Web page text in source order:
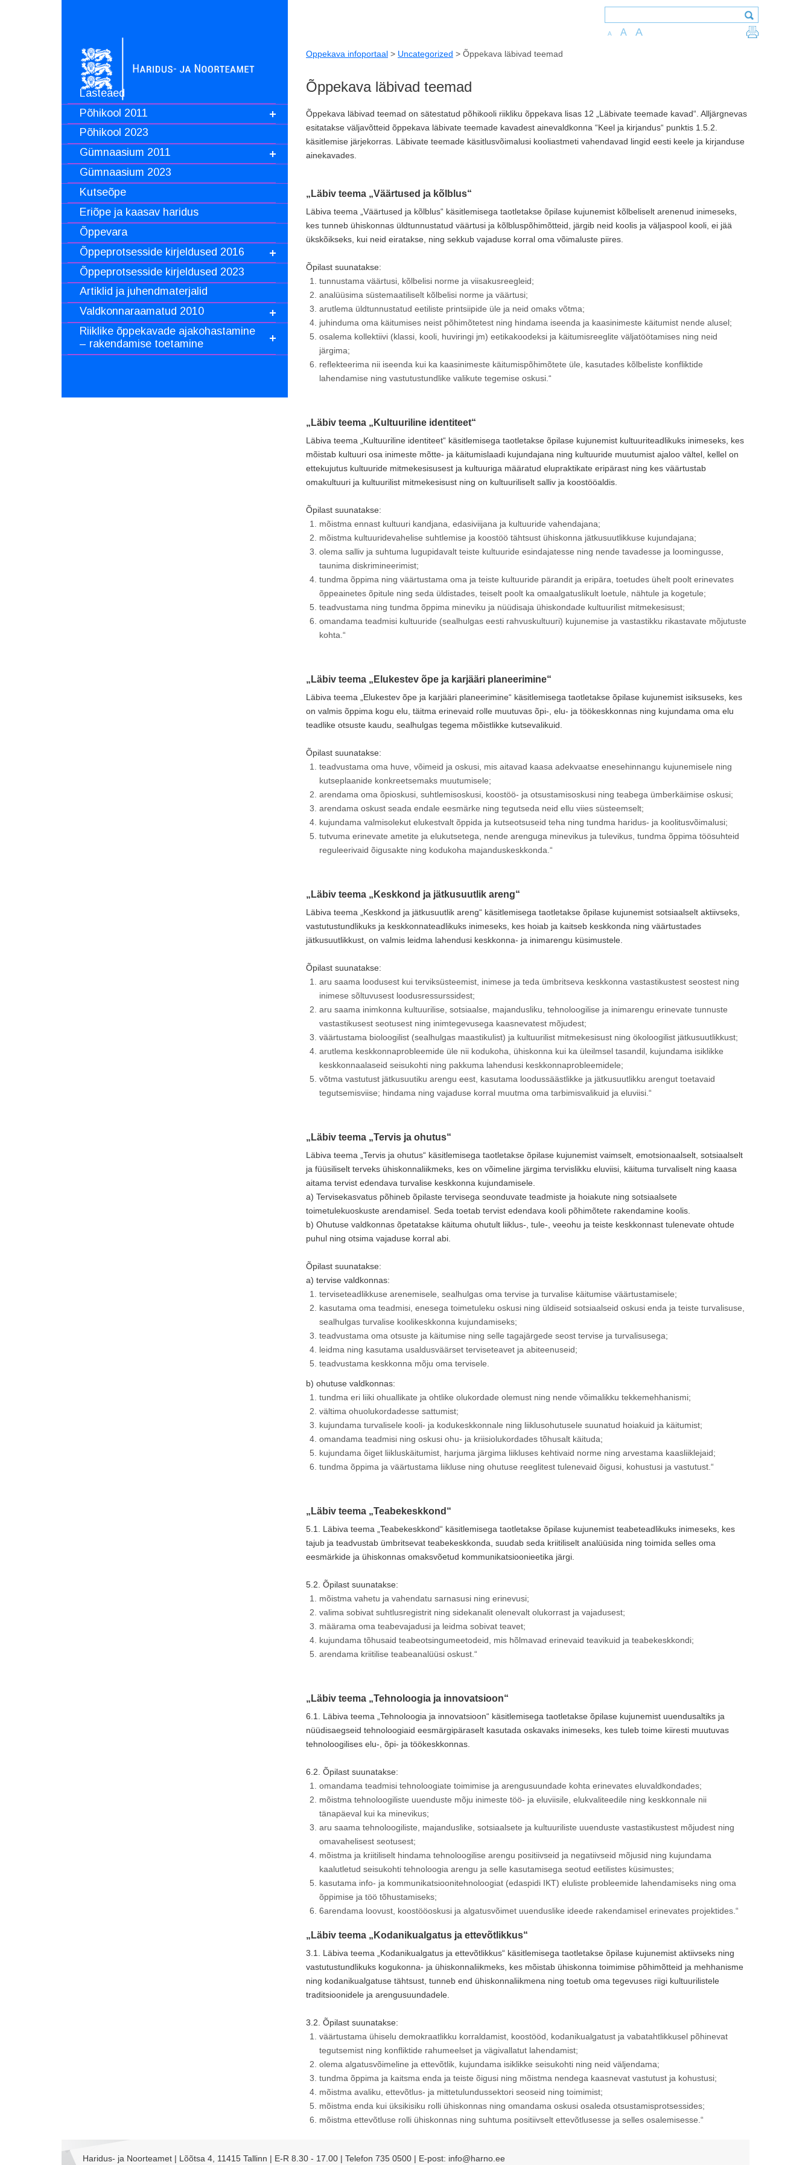
Lasteaed
Põhikool 2011
Põhikool 2023
Gümnaasium 2011
Gümnaasium 2023
Kutseõpe
Eriõpe ja kaasav haridus
Õppevara
Õppeprotsesside kirjeldused 2016
Õppeprotsesside kirjeldused 2023
Artiklid ja juhendmaterjalid
Valdkonnaraamatud 2010
Riiklike õppekavade ajakohastamine
– rakendamise toetamine
A A A
Oppekava infoportaal > Uncategorized > Õppekava läbivad teemad
Õppekava läbivad teemad
Õppekava läbivad teemad on sätestatud põhikooli riikliku õppekava lisas 12 „Läbivate teemade kavad“. Alljärgnevas
esitatakse väljavõtteid õppekava läbivate teemade kavadest ainevaldkonna “Keel ja kirjandus“ punktis 1.5.2.
käsitlemise järjekorras. Läbivate teemade käsitlusvõimalusi kooliastmeti vahendavad lingid eesti keele ja kirjanduse
ainekavades.
„Läbiv teema „Väärtused ja kõlblus“
Läbiva teema „Väärtused ja kõlblus“ käsitlemisega taotletakse õpilase kujunemist kõlbeliselt arenenud inimeseks,
kes tunneb ühiskonnas üldtunnustatud väärtusi ja kõlbluspõhimõtteid, järgib neid koolis ja väljaspool kooli, ei jää
ükskõikseks, kui neid eiratakse, ning sekkub vajaduse korral oma võimaluste piires.
Õpilast suunatakse:
tunnustama väärtusi, kõlbelisi norme ja viisakusreegleid;
analüüsima süstemaatiliselt kõlbelisi norme ja väärtusi;
arutlema üldtunnustatud eetiliste printsiipide üle ja neid omaks võtma;
juhinduma oma käitumises neist põhimõtetest ning hindama iseenda ja kaasinimeste käitumist nende alusel;
osalema kollektiivi (klassi, kooli, huviringi jm) eetikakoodeksi ja käitumisreeglite väljatöötamises ning neid
järgima;
reflekteerima nii iseenda kui ka kaasinimeste käitumispõhimõtete üle, kasutades kõlbeliste konfliktide
lahendamise ning vastutustundlike valikute tegemise oskusi.“
„Läbiv teema „Kultuuriline identiteet“
Läbiva teema „Kultuuriline identiteet“ käsitlemisega taotletakse õpilase kujunemist kultuuriteadlikuks inimeseks, kes
mõistab kultuuri osa inimeste mõtte- ja käitumislaadi kujundajana ning kultuuride muutumist ajaloo vältel, kellel on
ettekujutus kultuuride mitmekesisusest ja kultuuriga määratud elupraktikate eripärast ning kes väärtustab
omakultuuri ja kultuurilist mitmekesisust ning on kultuuriliselt salliv ja koostööaldis.
Õpilast suunatakse:
mõistma ennast kultuuri kandjana, edasiviijana ja kultuuride vahendajana;
mõistma kultuuridevahelise suhtlemise ja koostöö tähtsust ühiskonna jätkusuutlikkuse kujundajana;
olema salliv ja suhtuma lugupidavalt teiste kultuuride esindajatesse ning nende tavadesse ja loomingusse,
taunima diskrimineerimist;
tundma õppima ning väärtustama oma ja teiste kultuuride pärandit ja eripära, toetudes ühelt poolt erinevates
õppeainetes õpitule ning seda üldistades, teiselt poolt ka omaalgatuslikult loetule, nähtule ja kogetule;
teadvustama ning tundma õppima mineviku ja nüüdisaja ühiskondade kultuurilist mitmekesisust;
omandama teadmisi kultuuride (sealhulgas eesti rahvuskultuuri) kujunemise ja vastastikku rikastavate mõjutuste
kohta.“
„Läbiv teema „Elukestev õpe ja karjääri planeerimine“
Läbiva teema „Elukestev õpe ja karjääri planeerimine“ käsitlemisega taotletakse õpilase kujunemist isiksuseks, kes
on valmis õppima kogu elu, täitma erinevaid rolle muutuvas õpi-, elu- ja töökeskkonnas ning kujundama oma elu
teadlike otsuste kaudu, sealhulgas tegema mõistlikke kutsevalikuid.
Õpilast suunatakse:
teadvustama oma huve, võimeid ja oskusi, mis aitavad kaasa adekvaatse enesehinnangu kujunemisele ning
kutseplaanide konkreetsemaks muutumisele;
arendama oma õpioskusi, suhtlemisoskusi, koostöö- ja otsustamisoskusi ning teabega ümberkäimise oskusi;
arendama oskust seada endale eesmärke ning tegutseda neid ellu viies süsteemselt;
kujundama valmisolekut elukestvalt õppida ja kutseotsuseid teha ning tundma haridus- ja koolitusvõimalusi;
tutvuma erinevate ametite ja elukutsetega, nende arenguga minevikus ja tulevikus, tundma õppima töösuhteid
reguleerivaid õigusakte ning kodukoha majanduskeskkonda.“
„Läbiv teema „Keskkond ja jätkusuutlik areng“
Läbiva teema „Keskkond ja jätkusuutlik areng“ käsitlemisega taotletakse õpilase kujunemist sotsiaalselt aktiivseks,
vastutustundlikuks ja keskkonnateadlikuks inimeseks, kes hoiab ja kaitseb keskkonda ning väärtustades
jätkusuutlikkust, on valmis leidma lahendusi keskkonna- ja inimarengu küsimustele.
Õpilast suunatakse:
aru saama loodusest kui terviksüsteemist, inimese ja teda ümbritseva keskkonna vastastikustest seostest ning
inimese sõltuvusest loodusressurssidest;
aru saama inimkonna kultuurilise, sotsiaalse, majandusliku, tehnoloogilise ja inimarengu erinevate tunnuste
vastastikusest seotusest ning inimtegevusega kaasnevatest mõjudest;
väärtustama bioloogilist (sealhulgas maastikulist) ja kultuurilist mitmekesisust ning ökoloogilist jätkusuutlikkust;
arutlema keskkonnaprobleemide üle nii kodukoha, ühiskonna kui ka üleilmsel tasandil, kujundama isiklikke
keskkonnaalaseid seisukohti ning pakkuma lahendusi keskkonnaprobleemidele;
võtma vastutust jätkusuutiku arengu eest, kasutama loodussäästlikke ja jätkusuutlikku arengut toetavaid
tegutsemisviise; hindama ning vajaduse korral muutma oma tarbimisvalikuid ja eluviisi.“
„Läbiv teema „Tervis ja ohutus“
Läbiva teema „Tervis ja ohutus“ käsitlemisega taotletakse õpilase kujunemist vaimselt, emotsionaalselt, sotsiaalselt
ja füüsiliselt terveks ühiskonnaliikmeks, kes on võimeline järgima tervislikku eluviisi, käituma turvaliselt ning kaasa
aitama tervist edendava turvalise keskkonna kujundamisele.
a) Tervisekasvatus põhineb õpilaste tervisega seonduvate teadmiste ja hoiakute ning sotsiaalsete
toimetulekuoskuste arendamisel. Seda toetab tervist edendava kooli põhimõtete rakendamine koolis.
b) Ohutuse valdkonnas õpetatakse käituma ohutult liiklus-, tule-, veeohu ja teiste keskkonnast tulenevate ohtude
puhul ning otsima vajaduse korral abi.
Õpilast suunatakse:
a) tervise valdkonnas:
terviseteadlikkuse arenemisele, sealhulgas oma tervise ja turvalise käitumise väärtustamisele;
kasutama oma teadmisi, enesega toimetuleku oskusi ning üldiseid sotsiaalseid oskusi enda ja teiste turvalisuse,
sealhulgas turvalise koolikeskkonna kujundamiseks;
teadvustama oma otsuste ja käitumise ning selle tagajärgede seost tervise ja turvalisusega;
leidma ning kasutama usaldusväärset terviseteavet ja abiteenuseid;
teadvustama keskkonna mõju oma tervisele.
b) ohutuse valdkonnas:
tundma eri liiki ohuallikate ja ohtlike olukordade olemust ning nende võimalikku tekkemehhanismi;
vältima ohuolukordadesse sattumist;
kujundama turvalisele kooli- ja kodukeskkonnale ning liiklusohutusele suunatud hoiakuid ja käitumist;
omandama teadmisi ning oskusi ohu- ja kriisiolukordades tõhusalt käituda;
kujundama õiget liikluskäitumist, harjuma järgima liikluses kehtivaid norme ning arvestama kaasliiklejaid;
tundma õppima ja väärtustama liikluse ning ohutuse reeglitest tulenevaid õigusi, kohustusi ja vastutust.“
„Läbiv teema „Teabekeskkond“
5.1. Läbiva teema „Teabekeskkond“ käsitlemisega taotletakse õpilase kujunemist teabeteadlikuks inimeseks, kes
tajub ja teadvustab ümbritsevat teabekeskkonda, suudab seda kriitiliselt analüüsida ning toimida selles oma
eesmärkide ja ühiskonnas omaksvõetud kommunikatsioonieetika järgi.
5.2. Õpilast suunatakse:
mõistma vahetu ja vahendatu sarnasusi ning erinevusi;
valima sobivat suhtlusregistrit ning sidekanalit olenevalt olukorrast ja vajadusest;
määrama oma teabevajadusi ja leidma sobivat teavet;
kujundama tõhusaid teabeotsingumeetodeid, mis hõlmavad erinevaid teavikuid ja teabekeskkondi;
arendama kriitilise teabeanalüüsi oskust.“
„Läbiv teema „Tehnoloogia ja innovatsioon“
6.1. Läbiva teema „Tehnoloogia ja innovatsioon“ käsitlemisega taotletakse õpilase kujunemist uuendusaltiks ja
nüüdisaegseid tehnoloogiaid eesmärgipäraselt kasutada oskavaks inimeseks, kes tuleb toime kiiresti muutuvas
tehnoloogilises elu-, õpi- ja töökeskkonnas.
6.2. Õpilast suunatakse:
omandama teadmisi tehnoloogiate toimimise ja arengusuundade kohta erinevates eluvaldkondades;
mõistma tehnoloogiliste uuenduste mõju inimeste töö- ja eluviisile, elukvaliteedile ning keskkonnale nii
tänapäeval kui ka minevikus;
aru saama tehnoloogiliste, majanduslike, sotsiaalsete ja kultuuriliste uuenduste vastastikustest mõjudest ning
omavahelisest seotusest;
mõistma ja kriitiliselt hindama tehnoloogilise arengu positiivseid ja negatiivseid mõjusid ning kujundama
kaalutletud seisukohti tehnoloogia arengu ja selle kasutamisega seotud eetilistes küsimustes;
kasutama info- ja kommunikatsioonitehnoloogiat (edaspidi IKT) eluliste probleemide lahendamiseks ning oma
õppimise ja töö tõhustamiseks;
6arendama loovust, koostööoskusi ja algatusvõimet uuenduslike ideede rakendamisel erinevates projektides.“
„Läbiv teema „Kodanikualgatus ja ettevõtlikkus“
3.1. Läbiva teema „Kodanikualgatus ja ettevõtlikkus“ käsitlemisega taotletakse õpilase kujunemist aktiivseks ning
vastutustundlikuks kogukonna- ja ühiskonnaliikmeks, kes mõistab ühiskonna toimimise põhimõtteid ja mehhanisme
ning kodanikualgatuse tähtsust, tunneb end ühiskonnaliikmena ning toetub oma tegevuses riigi kultuurilistele
traditsioonidele ja arengusuundadele.
3.2. Õpilast suunatakse:
väärtustama ühiselu demokraatlikku korraldamist, koostööd, kodanikualgatust ja vabatahtlikkusel põhinevat
tegutsemist ning konfliktide rahumeelset ja vägivallatut lahendamist;
olema algatusvõimeline ja ettevõtlik, kujundama isiklikke seisukohti ning neid väljendama;
tundma õppima ja kaitsma enda ja teiste õigusi ning mõistma nendega kaasnevat vastutust ja kohustusi;
mõistma avaliku, ettevõtlus- ja mittetulundussektori seoseid ning toimimist;
mõistma enda kui üksikisiku rolli ühiskonnas ning omandama oskusi osaleda otsustamisprotsessides;
mõistma ettevõtluse rolli ühiskonnas ning suhtuma positiivselt ettevõtlusesse ja selles osalemisesse.“
Haridus- ja Noorteamet | Lõõtsa 4, 11415 Tallinn | E-R 8.30 - 17.00 | Telefon 735 0500 | E-post: info@harno.ee